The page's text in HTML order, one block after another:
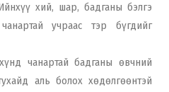
хий, шар, бадганы бэлгэ
учраас тэр бүгдийг
чанартай бадганы өвчний
аль болох хөдөлгөөнтэй